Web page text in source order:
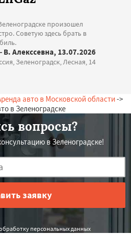
произошел
Советую здесь брать в
Алекссевна, 13.07.2026
Зеленоградск, Лесная, 14
авто в Московской области->
в Зеленоградске
вопросы?
в Зеленоградске!
персональных данных